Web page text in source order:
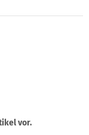
vor.